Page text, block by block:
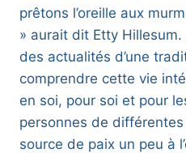
prêtons l’oreille aux
» aurait dit Etty Hillesum.
des actualités d’une
comprendre cette vie
en soi, pour soi et pour
personnes de
source de paix un peu à